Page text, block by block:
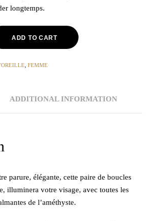
longtemps.
ADD TO CART
FEMME
ADDITIONAL INFORMATION
parure, élégante, cette paire de boucles
illuminera votre visage, avec toutes les
de l’améthyste.